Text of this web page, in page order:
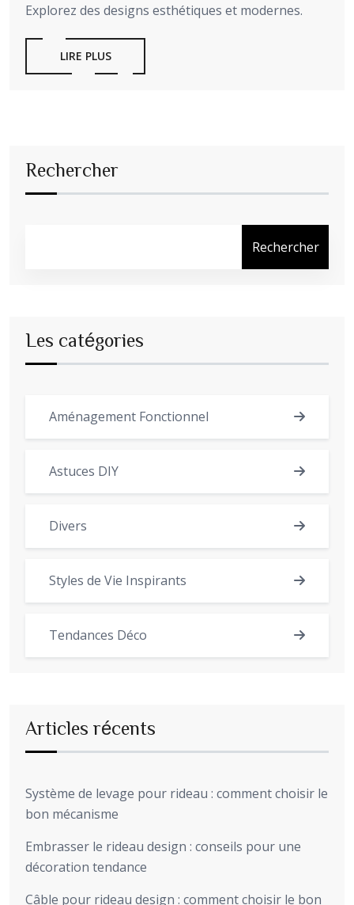
Explorez des designs esthétiques et modernes.
LIRE PLUS
Rechercher
Rechercher
Les catégories
Aménagement Fonctionnel
Astuces DIY
Divers
Styles de Vie Inspirants
Tendances Déco
Articles récents
Système de levage pour rideau : comment choisir le
bon mécanisme
Embrasser le rideau design : conseils pour une
décoration tendance
Câble pour rideau design : comment choisir le bon